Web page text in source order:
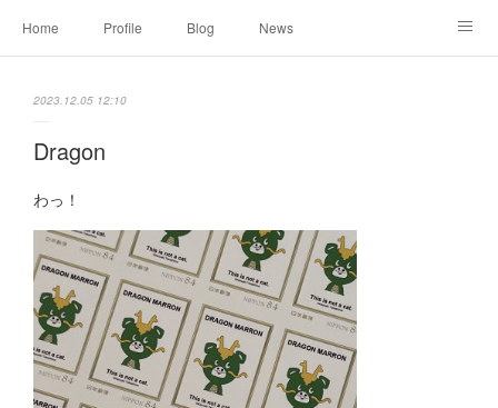
Home Profile Blog News
2023.12.05 12:10
Dragon
わっ！